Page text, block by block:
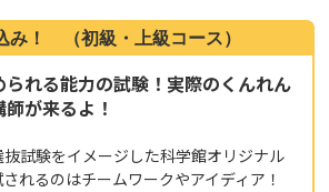
み！ （初級・上級コース）
れる能力の試験！ 実際のくんれん
が来るよ！
試験をイメージした科学館オリジナル
れるのはチームワークやアイディア！